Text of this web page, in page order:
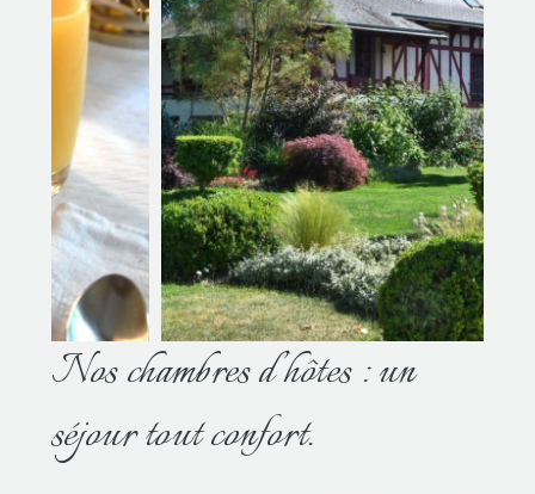
Nos chambres d’hôtes : un
séjour tout confort.